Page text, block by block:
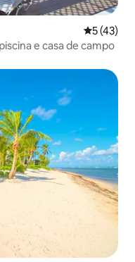
5 de uma
5 (43)
e casa de campo